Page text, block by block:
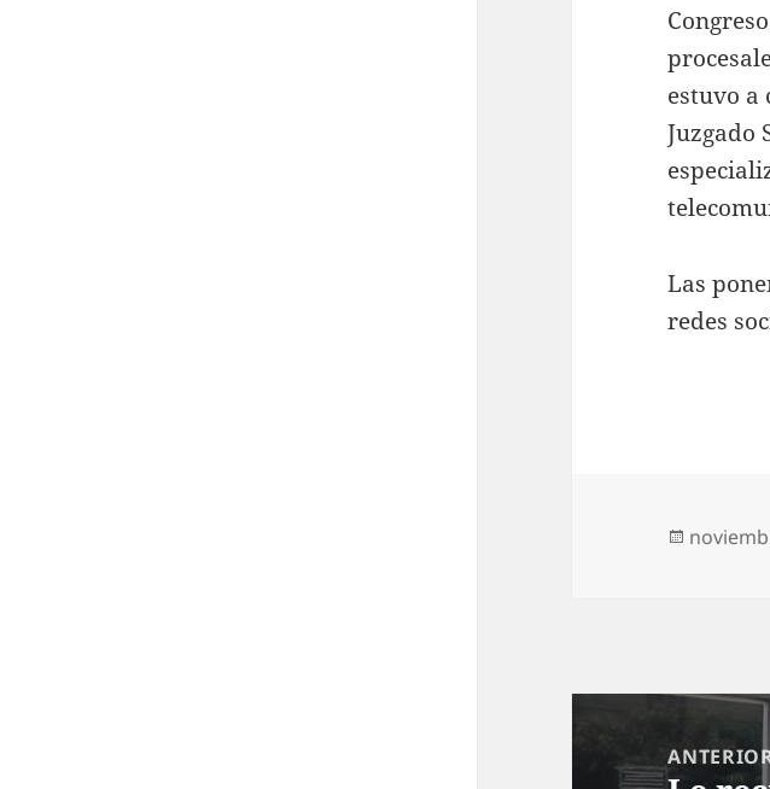
estuvo a
Juzgado
Las
redes
Navegación